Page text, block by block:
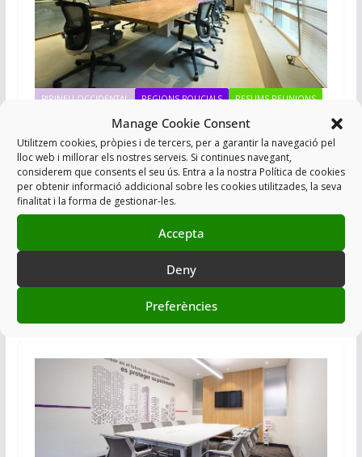
Manage Cookie Consent
Utilitzem cookies, pròpies i de tercers, per a garantir la navegació pel
lloc web i millorar els nostres serveis. Si continues navegant,
considerem que consents el seu ús. Entra a la nostra Política de cookies
per obtenir informació addicional sobre les cookies utilitzades, la seva
finalitat i la forma de gestionar-les.
Accepta
Deny
Preferències
PIRINEU OCCIDENTAL REGIONS POLICIALS RESUMS REUNIONS
USPAC
RESUM REUNIÓ REGIONAL
RPPO 04-05-2022
107/2022 Assistim a la Reunió Regional i se’ns informa
dels recents canvis de Comandaments, amb presa de
possessió el passat